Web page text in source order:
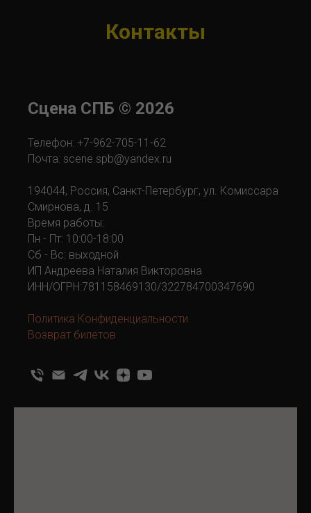
Сцена СПБ©2026
Почта: scene.spb@yandex.ru
194044, Россия, Санкт-Петербург, ул. Комиссара
Смирнова, д. 15
Время работы:
Пн - Пт: 10:00-18:00
Сб - Вс: выходной
ИНН/ОГРН:781158469130/322784700347690
Возврат билетов